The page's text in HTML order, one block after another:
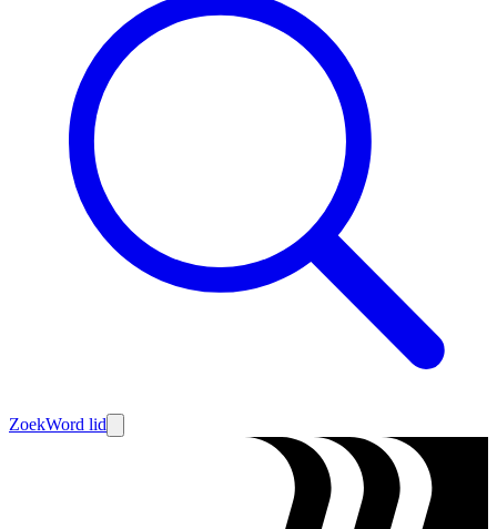
ZoekWord lid